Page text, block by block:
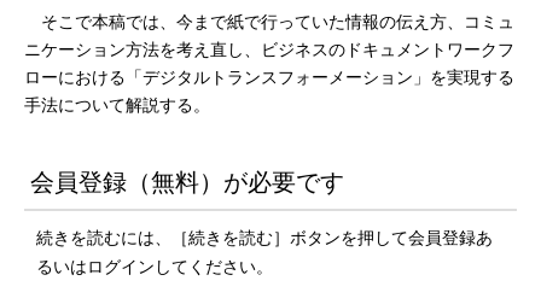
そこで本稿では、今まで紙で行っていた情報の伝え方、コミュ
ニケーション方法を考え直し、ビジネスのドキュメントワークフ
ローにおける「デジタルトランスフォーメーション」を実現する
手法について解説する。
会員登録（無料）が必要です
続きを読むには、［続きを読む］ボタンを押して会員登録あ
るいはログインしてください。